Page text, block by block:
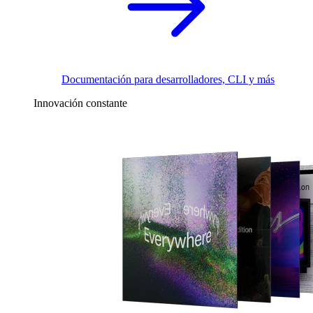
Documentación para desarrolladores, CLI y más
Innovación constante